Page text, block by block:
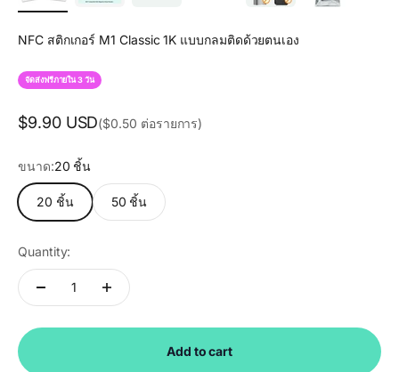
NFC สติกเกอร์ M1 Classic 1K แบบกลมติดด้วยตนเอง
จัดส่งฟรีภายใน 3 วัน
Sale price
$9.90 USD($0.50 ต่อรายการ)
ขนาด:20 ชิ้น
20 ชิ้น 50 ชิ้น
Quantity:
Add to cart